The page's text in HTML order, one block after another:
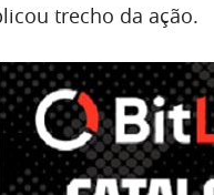
trecho da ação.